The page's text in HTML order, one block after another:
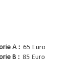
A : 65 Euro
B : 85 Euro